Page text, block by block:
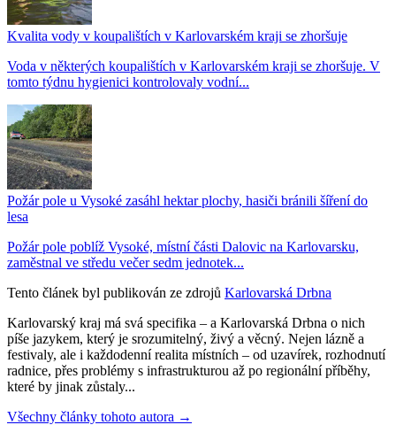
Kvalita vody v koupalištích v Karlovarském kraji se zhoršuje
Voda v některých koupalištích v Karlovarském kraji se zhoršuje. V
tomto týdnu hygienici kontrolovaly vodní...
Požár pole u Vysoké zasáhl hektar plochy, hasiči bránili šíření do
lesa
Požár pole poblíž Vysoké, místní části Dalovic na Karlovarsku,
zaměstnal ve středu večer sedm jednotek...
Tento článek byl publikován ze zdrojů Karlovarská Drbna
Karlovarský kraj má svá specifika – a Karlovarská Drbna o nich
píše jazykem, který je srozumitelný, živý a věcný. Nejen lázně a
festivaly, ale i každodenní realita místních – od uzavírek, rozhodnutí
radnice, přes problémy s infrastrukturou až po regionální příběhy,
které by jinak zůstaly...
Všechny články tohoto autora →